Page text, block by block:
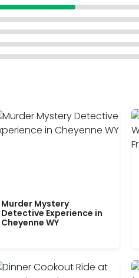
Murder Mystery
Detective Experience in
Cheyenne WY